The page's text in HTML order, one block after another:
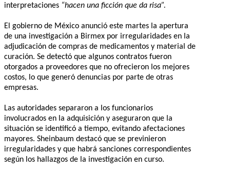
interpretaciones “hacen una ficción que da risa”.
El gobierno de México anunció este martes la apertura
de una investigación a Birmex por irregularidades en la
adjudicación de compras de medicamentos y material de
curación. Se detectó que algunos contratos fueron
otorgados a proveedores que no ofrecieron los mejores
costos, lo que generó denuncias por parte de otras
empresas.
Las autoridades separaron a los funcionarios
involucrados en la adquisición y aseguraron que la
situación se identificó a tiempo, evitando afectaciones
mayores. Sheinbaum destacó que se previnieron
irregularidades y que habrá sanciones correspondientes
según los hallazgos de la investigación en curso.